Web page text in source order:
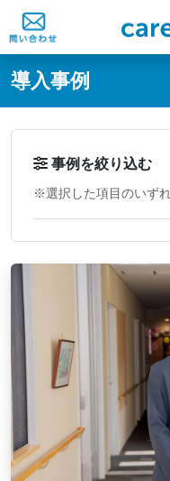
@ -0,0 +1,60 @@
導入事例
事例を絞り込む
※選択した項目のいず